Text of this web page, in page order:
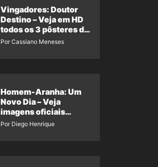
Vingadores: Doutor
Destino – Veja em HD
todos os 3 pôsteres de
‘Doomsday’ + 1 imagem
Por Cassiano Meneses
Homem-Aranha: Um
Novo Dia – Veja
imagens oficiais
descartadas do Hulk
Por Diego Henrique